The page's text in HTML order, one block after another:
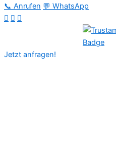
📞 Anrufen 💬 WhatsApp
Jetzt anfragen!